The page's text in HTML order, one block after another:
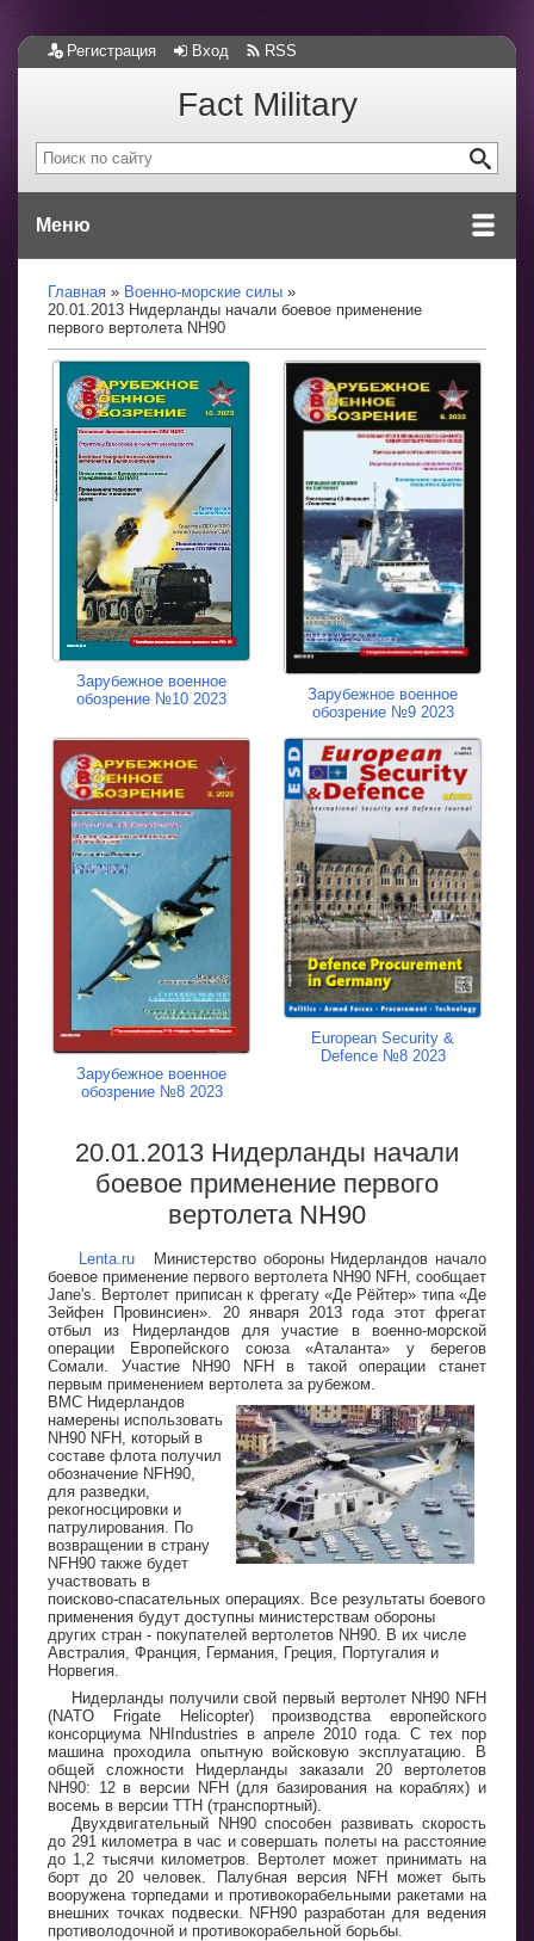
Регистрация Вход RSS
Fact Military
Меню
Главная
Военно-морские силы
20.01.2013 Нидерланды начали боевое применение
первого вертолета NH90
Зарубежное военное
обозрение №10 2023
Зарубежное военное
обозрение №9 2023
Зарубежное военное
обозрение №8 2023
European Security &
Defence №8 2023
20.01.2013 Нидерланды начали
боевое применение первого
вертолета NH90
Lenta.ruМинистерство обороны Нидерландов начало
боевое применение первого вертолета NH90 NFH, сообщает
Jane's. Вертолет приписан к фрегату «Де Рёйтер» типа «Де
Зейфен Провинсиен». 20 января 2013 года этот фрегат
отбыл из Нидерландов для участие в военно-морской
операции Европейского союза «Аталанта» у берегов
Сомали. Участие NH90 NFH в такой операции станет
первым применением вертолета за рубежом.
ВМС Нидерландов
намерены использовать
NH90 NFH, который в
составе флота получил
обозначение NFH90,
для разведки,
рекогносцировки и
патрулирования. По
возвращении в страну
NFH90 также будет
участвовать в
поисково-спасательных операциях. Все результаты боевого
применения будут доступны министерствам обороны
других стран - покупателей вертолетов NH90. В их числе
Австралия, Франция, Германия, Греция, Португалия и
Норвегия.
Нидерланды получили свой первый вертолет NH90 NFH
(NATO Frigate Helicopter) производства европейского
консорциума NHIndustries в апреле 2010 года. С тех пор
машина проходила опытную войсковую эксплуатацию. В
общей сложности Нидерланды заказали 20 вертолетов
NH90: 12 в версии NFH (для базирования на кораблях) и
восемь в версии TTH (транспортный).
Двухдвигательный NH90 способен развивать скорость
до 291 километра в час и совершать полеты на расстояние
до 1,2 тысячи километров. Вертолет может принимать на
борт до 20 человек. Палубная версия NFH может быть
вооружена торпедами и противокорабельными ракетами на
внешних точках подвески. NFH90 разработан для ведения
противолодочной и противокорабельной борьбы.